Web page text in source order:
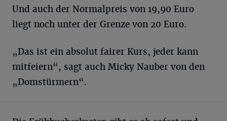
Und auch der Normalpreis von 19,90 Euro
liegt noch unter der Grenze von 20 Euro.
„Das ist ein absolut fairer Kurs, jeder kann
mitfeiern“, sagt auch Micky Nauber von den
„Domstürmern“.